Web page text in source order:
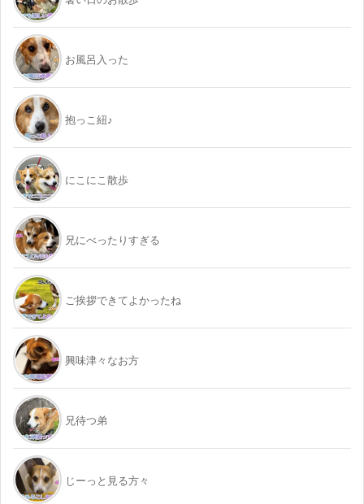
お風呂入った
抱っこ紐♪
にこにこ散歩
兄にべったりすぎる
ご挨拶できてよかったね
興味津々なお方
兄待つ弟
じーっと見る方々